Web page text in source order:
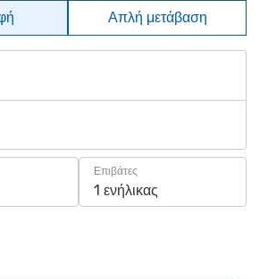
Απλή μετάβαση
Επιβάτες
1 ενήλικας